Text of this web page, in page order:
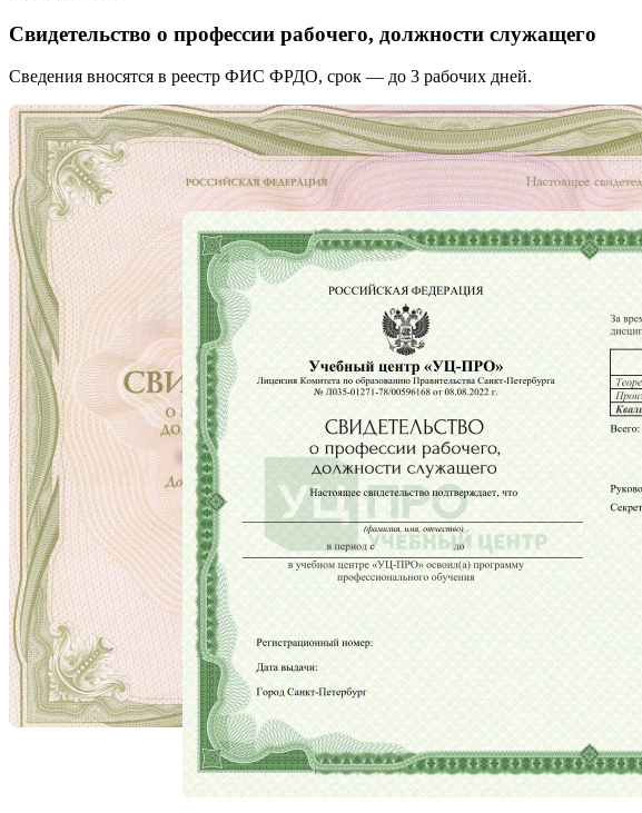
Свидетельство о профессии рабочего, должности служащего
Сведения вносятся в реестр ФИС ФРДО, срок — до 3 рабочих дней.